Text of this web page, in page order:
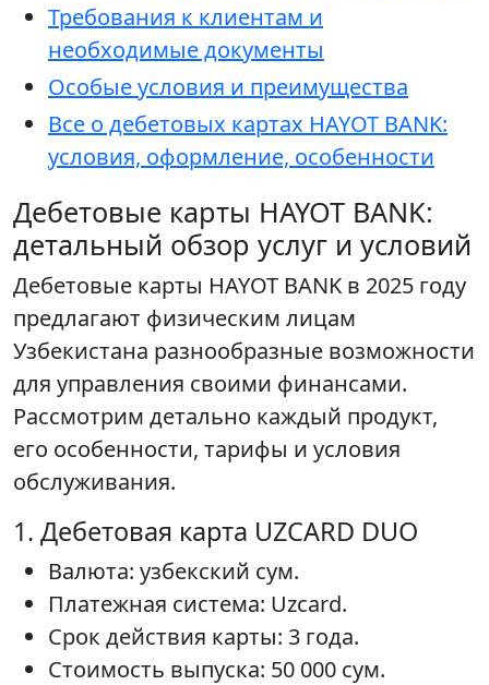
Требования к клиентам и
необходимые документы
Особые условия и преимущества
Все о дебетовых картах HAYOT BANK:
условия, оформление, особенности
Дебетовые карты HAYOT BANK:
детальный обзор услуг и условий
Дебетовые карты HAYOT BANK в 2025 году
предлагают физическим лицам
Узбекистана разнообразные возможности
для управления своими финансами.
Рассмотрим детально каждый продукт,
его особенности, тарифы и условия
обслуживания.
1. Дебетовая карта UZCARD DUO
Валюта: узбекский сум.
Платежная система: Uzcard.
Срок действия карты: 3 года.
Стоимость выпуска: 50 000 сум.